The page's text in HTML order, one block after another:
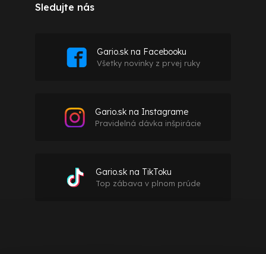
Sledujte nás
Gario.sk na Facebooku
Všetky novinky z prvej ruky
Gario.sk na Instagrame
Pravidelná dávka inšpirácie
Gario.sk na TikToku
Top zábava v plnom prúde